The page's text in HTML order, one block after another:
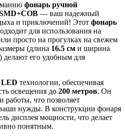
фонарь ручной
— ваш надежный
и приключений! Этот фонарь
для использования на
просто на прогулках на свежем
(длина 16.5 см и ширина
) делают его удобным для
технологии, обеспечивая
освещения до 200 метров. Он
работы, что позволяет
ваши нужды. В конструкции фонаря
дисплея мощности, что делает
понятным.